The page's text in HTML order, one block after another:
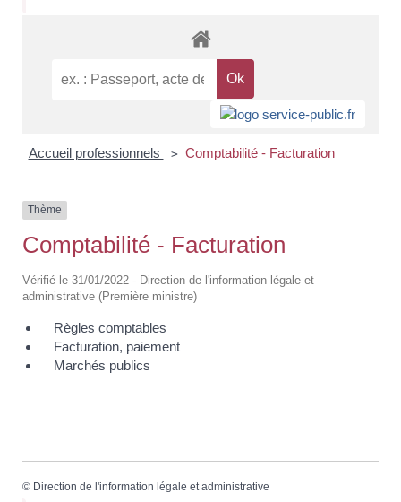
Accueil professionnels > Comptabilité - Facturation
Thème
Comptabilité - Facturation
Vérifié le 31/01/2022 - Direction de l'information légale et
administrative (Première ministre)
Règles comptables
Facturation, paiement
Marchés publics
© Direction de l'information légale et administrative